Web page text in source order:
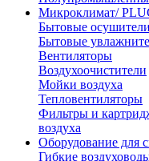
Микроклимат/
Бытовые
Бытовые
Вентиляторы
Воздухоочистители
Мойки воздуха
Тепловентиляторы
Фильтры и
воздуха
Оборудование для
Гибкие